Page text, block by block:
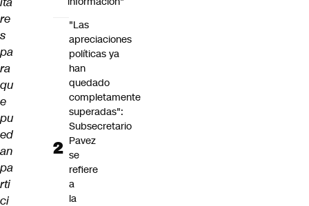
re
s
pa
ra
qu
e
pu
ed
an
pa
rti
ci
"Las
apreciaciones
políticas ya
han
quedado
completamente
superadas":
Subsecretario
Pavez
se
refiere
a
la